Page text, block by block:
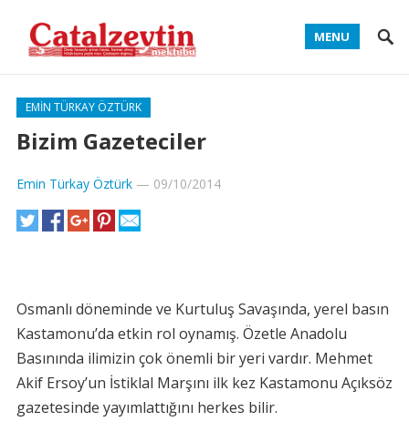
MENU
EMIN TÜRKAY ÖZTÜRK
Bizim Gazeteciler
Emin Türkay Öztürk— 09/10/2014
Osmanlı döneminde ve Kurtuluş Savaşında, yerel basın
Kastamonu’da etkin rol oynamış. Özetle Anadolu
Basınında ilimizin çok önemli bir yeri vardır. Mehmet
Akif Ersoy’un İstiklal Marşını ilk kez Kastamonu Açıksöz
gazetesinde yayımlattığını herkes bilir.